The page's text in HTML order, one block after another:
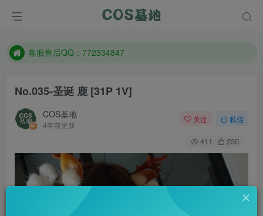
遇到任何问题加客服QQ：772334847
客服售后QQ：772334847
防失联：百度搜索《一七天佳》，实时查看最新站点。
No.035-圣诞 鹿 [31P 1V]
COS基地
4年前更新
关注 私信
411 230